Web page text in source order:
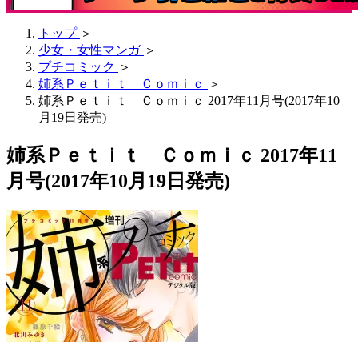
トップ ＞
少女・女性マンガ ＞
プチコミック ＞
姉系Ｐｅｔｉｔ Ｃｏｍｉｃ
＞
姉系Ｐｅｔｉｔ Ｃｏｍｉｃ 2017年11月号(2017年10
月19日発売)
姉系Ｐｅｔｉｔ Ｃｏｍｉｃ 2017年11
月号(2017年10月19日発売)